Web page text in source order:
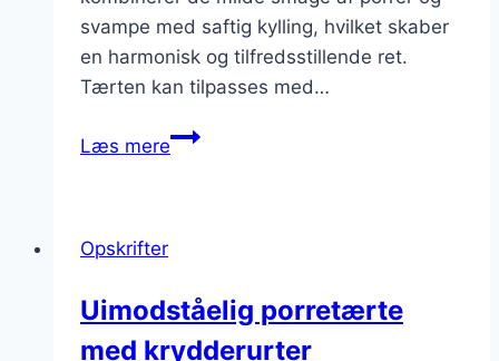
svampe med saftig kylling, hvilket skaber
en harmonisk og tilfredsstillende ret.
Tærten kan tilpasses med…
Læs merePorretærte
Opskrifter
Uimodståelig porretærte
med krydderurter